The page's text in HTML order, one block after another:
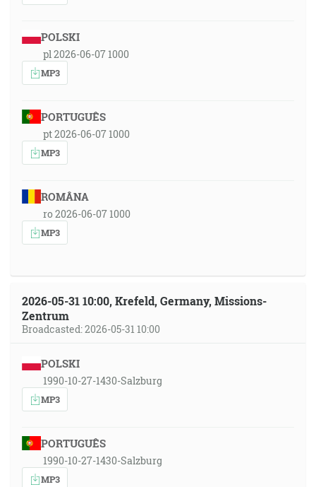
POLSKI
pl 2026-06-07 1000
MP3
PORTUGUÊS
pt 2026-06-07 1000
MP3
ROMÂNA
ro 2026-06-07 1000
MP3
2026-05-31 10:00, Krefeld, Germany, Missions-
Zentrum
Broadcasted: 2026-05-31 10:00
POLSKI
1990-10-27-1430-Salzburg
MP3
PORTUGUÊS
1990-10-27-1430-Salzburg
MP3